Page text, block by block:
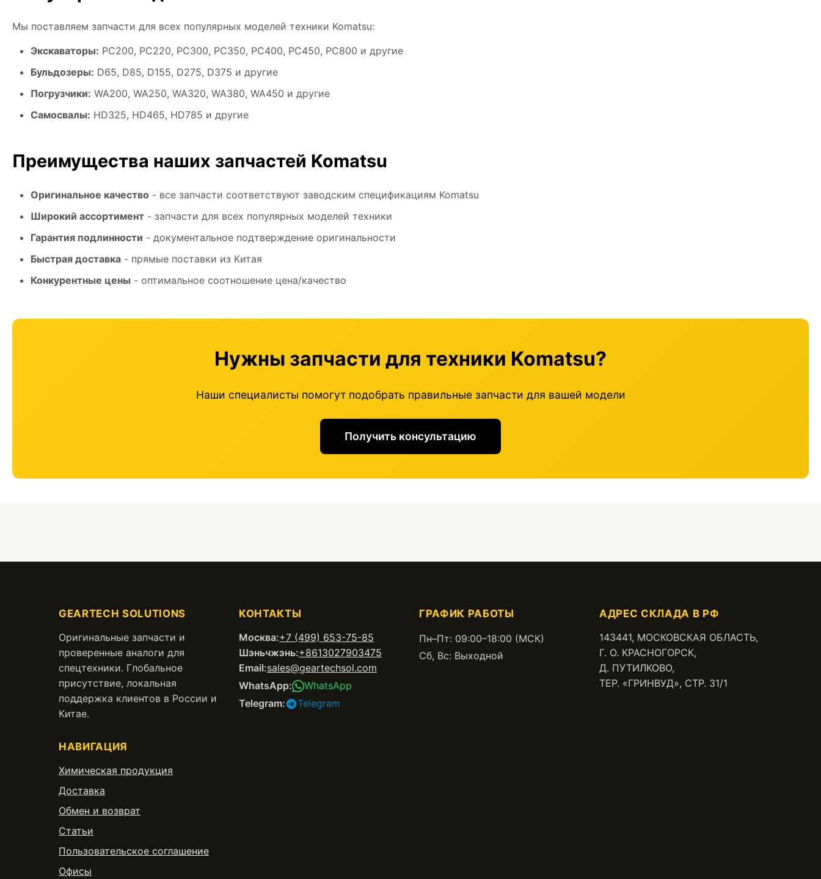
Мы поставляем запчасти для всех популярных моделей техники Komatsu:
Экскаваторы: PC200, PC220, PC300, PC350, PC400, PC450, PC800 и другие
Бульдозеры: D65, D85, D155, D275, D375 и другие
Погрузчики: WA200, WA250, WA320, WA380, WA450 и другие
Самосвалы: HD325, HD465, HD785 и другие
Преимущества наших запчастей Komatsu
Оригинальное качество - все запчасти соответствуют заводским спецификациям Komatsu
Широкий ассортимент - запчасти для всех популярных моделей техники
Гарантия подлинности - документальное подтверждение оригинальности
Быстрая доставка - прямые поставки из Китая
Конкурентные цены - оптимальное соотношение цена/качество
Нужны запчасти для техники Komatsu?
Наши специалисты помогут подобрать правильные запчасти для вашей модели
Получить консультацию
GEARTECH SOLUTIONS
Оригинальные запчасти и
проверенные аналоги для
спецтехники. Глобальное
присутствие, локальная
поддержка клиентов в России и
Китае.
КОНТАКТЫ
Москва:+7 (499) 653-75-85
Шэньчжэнь:+8613027903475
Email:sales@geartechsol.com
WhatsApp:
WhatsApp
Telegram:
Telegram
ГРАФИК РАБОТЫ
Пн–Пт: 09:00–18:00 (МСК)
Сб, Вс: Выходной
АДРЕС СКЛАДА В РФ
143441, МОСКОВСКАЯ ОБЛАСТЬ,
Г. О. КРАСНОГОРСК,
Д. ПУТИЛКОВО,
ТЕР. «ГРИНВУД», СТР. 31/1
НАВИГАЦИЯ
Химическая продукция
Доставка
Обмен и возврат
Статьи
Пользовательское соглашение
Офисы